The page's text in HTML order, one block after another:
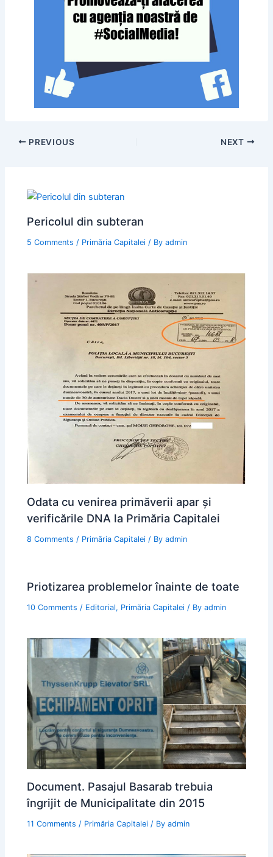
PREVIOUS NEXT
Pericolul din subteran
5 Comments / Primăria Capitalei / Byadmin
Odata cu venirea primăverii apar şi
verificările DNA la Primăria Capitalei
8 Comments / Primăria Capitalei / Byadmin
Priotizarea problemelor înainte de toate
10 Comments / Editorial, Primăria Capitalei / Byadmin
Document. Pasajul Basarab trebuia
îngrijit de Municipalitate din 2015
11 Comments / Primăria Capitalei / Byadmin